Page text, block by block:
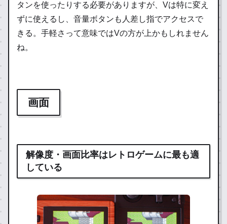
タンを使ったりする必要がありますが、Vは特に変え
ずに使えるし、音量ボタンも人差し指でアクセスで
きる。手軽さって意味ではVの方が上かもしれません
ね。
画面
解像度・画面比率はレトロゲームに最も適
している